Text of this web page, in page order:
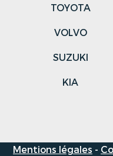
TOYOTA
VOLVO
SUZUKI
KIA
Mentions légales -